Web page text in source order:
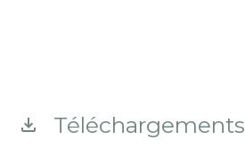
Téléchargements